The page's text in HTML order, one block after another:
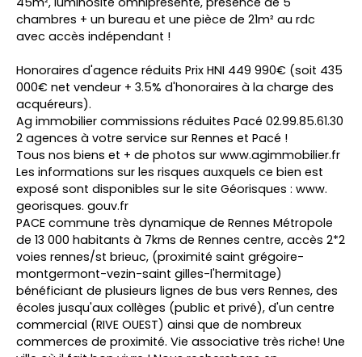
chambres + un bureau et une pièce de 21m² au rdc
avec accès indépendant !
Honoraires d'agence réduits Prix HNI 449 990€ (soit 435
000€ net vendeur + 3.5% d'honoraires à la charge des
acquéreurs).
Ag immobilier commissions réduites Pacé 02.99.85.61.30
2 agences à votre service sur Rennes et Pacé !
Tous nos biens et + de photos sur www.agimmobilier.fr
Les informations sur les risques auxquels ce bien est
exposé sont disponibles sur le site Géorisques : www.
georisques. gouv.fr
PACE commune très dynamique de Rennes Métropole
de 13 000 habitants à 7kms de Rennes centre, accès 2*2
voies rennes/st brieuc, (proximité saint grégoire-
montgermont-vezin-saint gilles-l'hermitage)
bénéficiant de plusieurs lignes de bus vers Rennes, des
écoles jusqu'aux collèges (public et privé), d'un centre
commercial (RIVE OUEST) ainsi que de nombreux
commerces de proximité. Vie associative très riche! Une